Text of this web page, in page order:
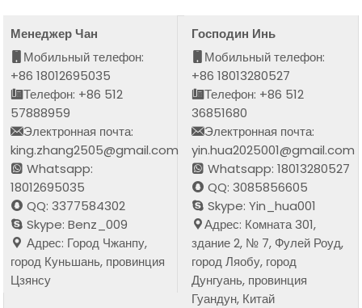
Менеджер Чан
Мобильный телефон:
+86 18012695035
Телефон: +86 512
57888959
Электронная почта:
king.zhang2505@gmail.com
Whatsapp:
18012695035
QQ: 3377584302
Skype: Benz_009
Адрес: Город Чжанпу,
город Куньшань, провинция
Цзянсу
Господин Инь
Мобильный телефон:
+86 18013280527
Телефон: +86 512
36851680
Электронная почта:
yin.hua2025001@gmail.com
Whatsapp: 18013280527
QQ: 3085856605
Skype: Yin_hua001
Адрес: Комната 301,
здание 2, № 7, Фулей Роуд,
город Ляобу, город
Дунгуань, провинция
Гуандун, Китай